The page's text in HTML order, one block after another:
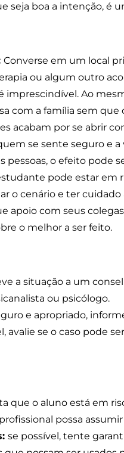
seja boa a intenção, é
Converse em um local
ou algum outro
imprescindível. Ao
com a família sem
acabam por se abrir
se sente seguro e
pessoas, o efeito pode
pode estar em
o cenário e ter cuidado
apoio com seus
o melhor a ser feito.
a situação a um
ou psicólogo.
e apropriado,
avalie se o caso pode
que o aluno está em
possa assumir
se possível, tente